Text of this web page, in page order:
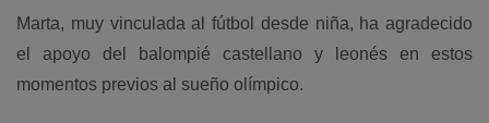
Marta, muy vinculada al fútbol desde niña, ha agradecido
el apoyo del balompié castellano y leonés en estos
momentos previos al sueño olímpico.